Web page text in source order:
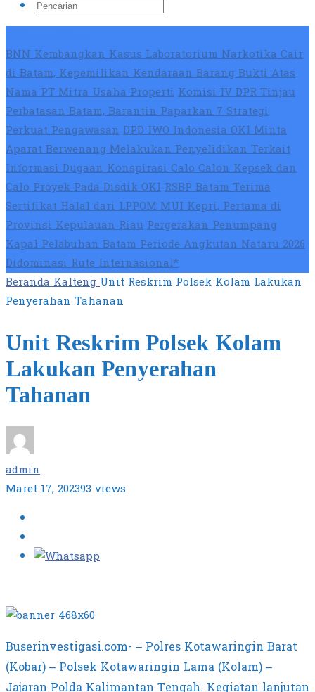
BNN Kembangkan Kasus Laboratorium Narkotika Cair
di Batam, Kepemilikan Kendaraan Barang Bukti Atas
Nama PT Mitra Usaha PropertiKomisi IV DPR Tinjau
Perbatasan Batam, Barantin Paparkan 7 Strategi
Perkuat PengawasanDPD IWO Indonesia OKI Minta
Aparat Berwenang Melakukan Penyelidikan Terkait
Informasi Dugaan Konspirasi Calo Calon Kepsek dan
Calo Proyek Pada Disdik OKIRSBP Batam Terima
Sertifikat Halal dari LPPOM MUI Kepri, Pertama di
Provinsi Kepulauan RiauPergerakan Penumpang
Kapal Pelabuhan Batam Periode Angkutan Nataru 2026
Didominasi Rute Internasional*
BerandaKalteng Unit Reskrim Polsek Kolam Lakukan
Penyerahan Tahanan
Unit Reskrim Polsek Kolam
Lakukan Penyerahan
Tahanan
admin
Maret 17, 202393 views
Buserinvestigasi.com- – Polres Kotawaringin Barat
(Kobar) – Polsek Kotawaringin Lama (Kolam) –
Jajaran Polda Kalimantan Tengah. Kegiatan lanjutan